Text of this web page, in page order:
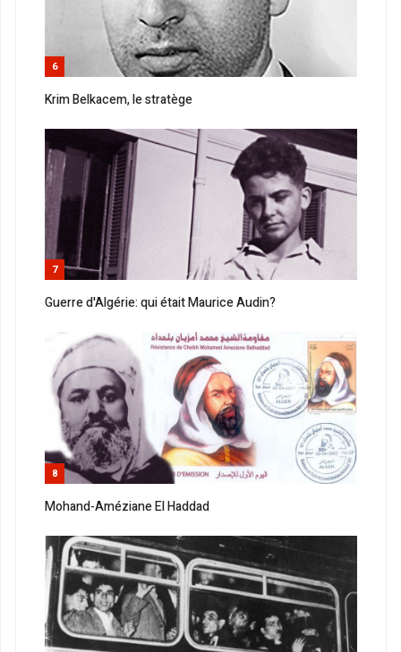
6
Krim Belkacem, le stratège
7
Guerre d'Algérie: qui était Maurice Audin?
8
Mohand-Améziane El Haddad